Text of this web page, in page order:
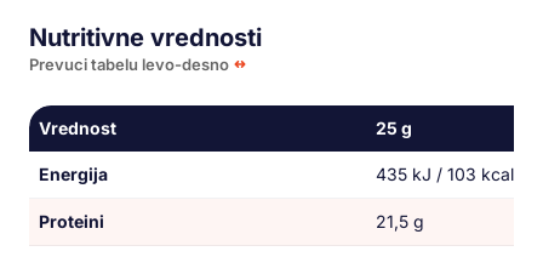
Nutritivne vrednosti
Prevuci tabelu levo-desno
Vrednost 25 g
Energija 435 kJ / 103 kcal
Proteini 21,5 g